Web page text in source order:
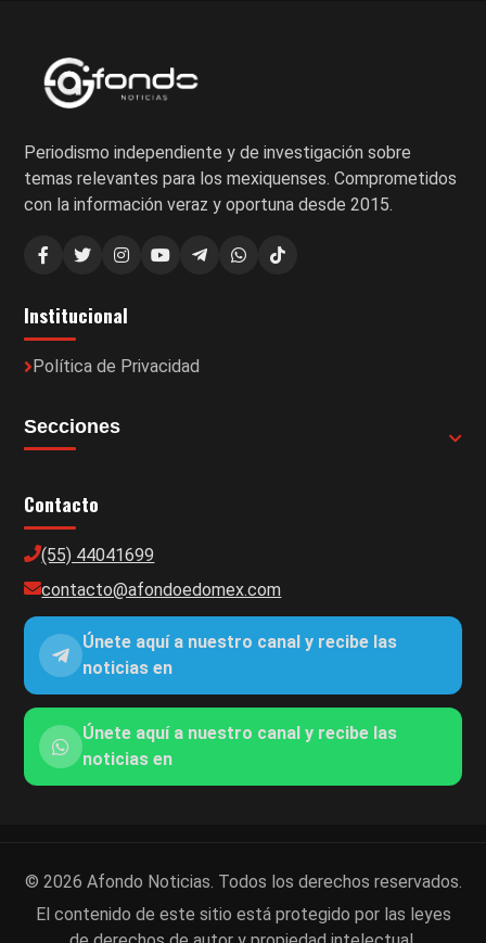
Periodismo independiente y de investigación sobre
temas relevantes para los mexiquenses. Comprometidos
con la información veraz y oportuna desde 2015.
Institucional
Política de Privacidad
Secciones
Contacto
(55) 44041699
contacto@afondoedomex.com
Únete aquí a nuestro canal y recibe las
noticias en
Únete aquí a nuestro canal y recibe las
noticias en
© 2026 Afondo Noticias. Todos los derechos reservados.
El contenido de este sitio está protegido por las leyes